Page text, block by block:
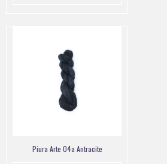
Piura Arte 04a Antracite